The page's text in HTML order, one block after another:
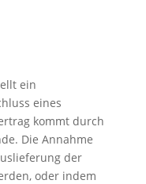
ein
eines
kommt durch
Die Annahme
der
oder indem